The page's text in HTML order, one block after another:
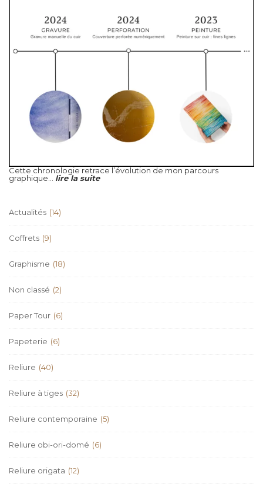
Cette chronologie retrace l’évolution de mon parcours
graphique... lire la suite
Actualités (14)
Coffrets (9)
Graphisme (18)
Non classé (2)
Paper Tour (6)
Papeterie (6)
Reliure (40)
Reliure à tiges (32)
Reliure contemporaine (5)
Reliure obi-ori-domé (6)
Reliure origata (12)